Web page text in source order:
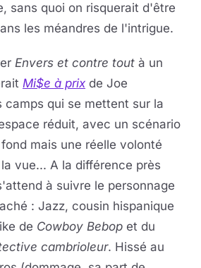
sans quoi on risquerait d'être
les méandres de l'intrigue.
Envers et contre tout à un
Mi$e à prix de Joe
camps qui se mettent sur la
réduit, avec un scénario
mais une réelle volonté
vue... A la différence près
à suivre le personnage
: Jazz, cousin hispanique
de Cowboy Bebop et du
cambrioleur. Hissé au